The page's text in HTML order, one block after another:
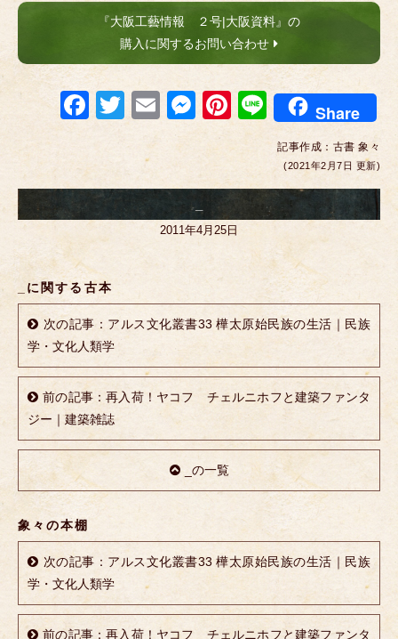
『大阪工藝情報 ２号|大阪資料』の
購入に関するお問い合わせ
F
c
e
b
o
o
k
T
wi
tt
er
E
m
M
e
ss
e
n
er
Pi
nt
e
st
Li
n
e
Share
記事作成： 古書 象々
(2021年2月7日 更新)
2011年4月25日
_に関する古本
次の記事：アルス文化叢書33 樺太原始民族の生活｜民族
学・文化人類学
前の記事：再入荷！ヤコフ チェルニホフと建築ファンタ
ジー｜建築雑誌
_の一覧
象々の本棚
次の記事：アルス文化叢書33 樺太原始民族の生活｜民族
学・文化人類学
前の記事：再入荷！ヤコフ チェルニホフと建築ファンタ